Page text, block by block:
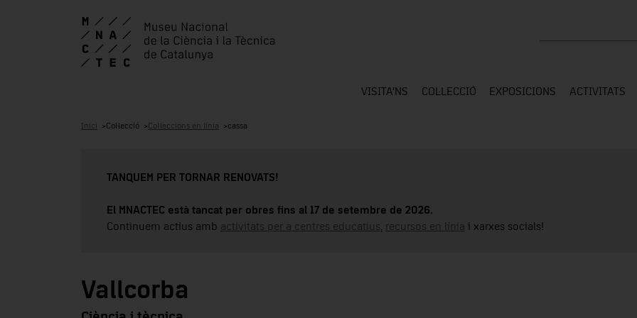
VISITA'NS COL·LECCIÓ EXPOSICIONS ACTIVITATS
Inici Col·lecció Col·leccions en línia cassa
TANQUEM PER TORNAR RENOVATS!
El MNACTEC està tancat per obres fins al 17 de setembre de 2026.
Continuem actius amb activitats per a centres educatius recursos en línia i xarxes socials!
Vallcorba